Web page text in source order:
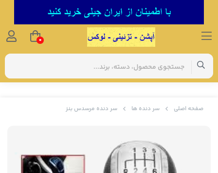
صفحه اصلی سر دنده ها سر دنده مرسدس بنز
0